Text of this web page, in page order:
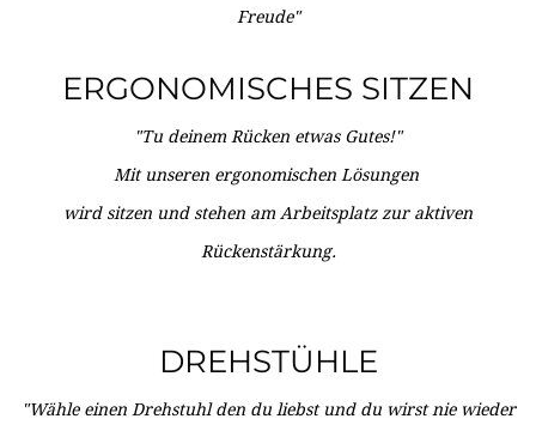
Freude"
ERGONOMISCHES SITZEN
"Tu deinem Rücken etwas Gutes!"
Mit unseren ergonomischen Lösungen
wird sitzen und stehen am Arbeitsplatz zur aktiven
Rückenstärkung.
DREHSTÜHLE
"Wähle einen Drehstuhl den du liebst und du wirst nie wieder